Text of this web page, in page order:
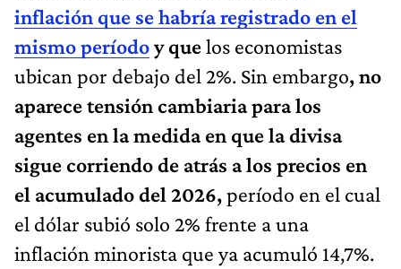
inflación que se habría registrado en el
mismo períodoy quelos economistas
ubican por debajo del 2%. Sin embargo, no
aparece tensión cambiaria para los
agentes en la medida en que la divisa
sigue corriendo de atrás a los precios en
el acumulado del 2026,período en el cual
el dólar subió solo 2% frente a una
inflación minorista que ya acumuló 14,7%.